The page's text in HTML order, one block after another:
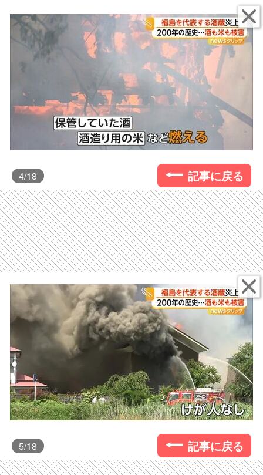
4/18 記事に戻る
5/18 記事に戻る